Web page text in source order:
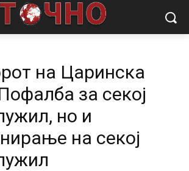
Директорот на Царинска управа: Пофалба за
на Царинска
за секој
но и
на секој